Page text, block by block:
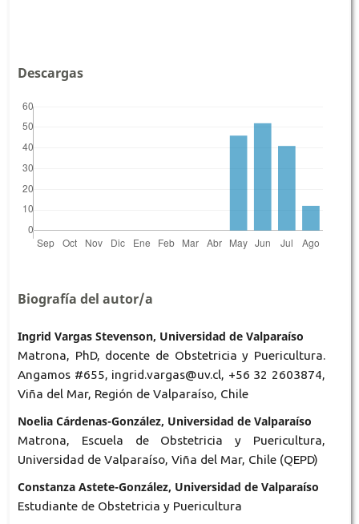
Descargas
Biografía del autor/a
Ingrid Vargas Stevenson, Universidad de Valparaíso
Matrona, PhD, docente de Obstetricia y Puericultura.
Angamos #655, ingrid.vargas@uv.cl, +56 32 2603874,
Viña del Mar, Región de Valparaíso, Chile
Noelia Cárdenas-González, Universidad de Valparaíso
Matrona, Escuela de Obstetricia y Puericultura,
Universidad de Valparaíso, Viña del Mar, Chile (QEPD)
Constanza Astete-González, Universidad de Valparaíso
Estudiante de Obstetricia y Puericultura